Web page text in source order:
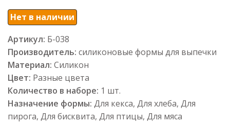
Нет в наличии
Артикул: Б-038
Производитель: силиконовые формы для выпечки
Материал: Силикон
Цвет: Разные цвета
Количество в наборе: 1 шт.
Назначение формы: Для кекса, Для хлеба, Для
пирога, Для бисквита, Для птицы, Для мяса